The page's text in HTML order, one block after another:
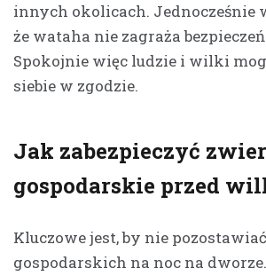
innych okolicach. Jednocześnie
że wataha nie zagraża
Spokojnie więc ludzie i wilki
siebie w zgodzie.
Jak zabezpieczyć
gospodarskie przed
Kluczowe jest, by nie
gospodarskich na noc na